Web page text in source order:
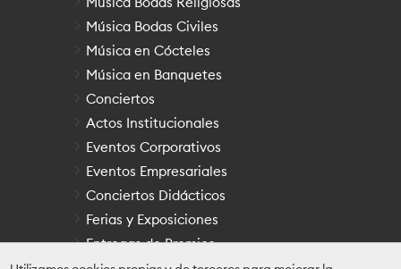
Música Bodas Civiles
Música en Cócteles
Música en Banquetes
Conciertos
Actos Institucionales
Eventos Corporativos
Eventos Empresariales
Conciertos Didácticos
Ferias y Exposiciones
Entregas de Premios